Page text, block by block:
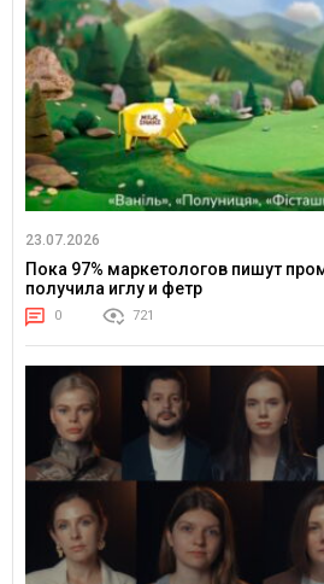
23.07.2026
Пока 97% маркетологов пишут
получила иглу и фетр
0 721